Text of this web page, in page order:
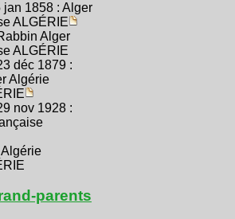
jan 1858 : Alger
ALGÉRIE
Alger
ALGÉRIE
déc 1879 :
Algérie
nov 1928 :
parents